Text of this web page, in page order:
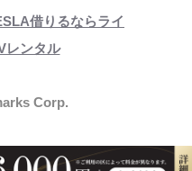
借りるならライ
レンタル
Corp.